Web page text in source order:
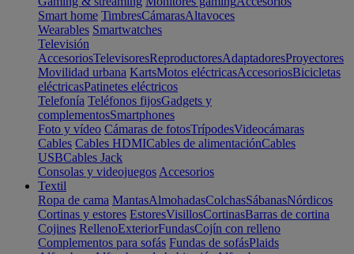
Smart home TimbresCámarasAltavoces
Wearables Smartwatches
Televisión
AccesoriosTelevisoresReproductoresAdaptadoresProyectores
Movilidad urbana KartsMotos eléctricasAccesoriosBicicletas
eléctricasPatinetes eléctricos
Telefonía Teléfonos fijosGadgets y
complementosSmartphones
Foto y vídeo Cámaras de fotosTrípodesVideocámaras
Cables Cables HDMICables de alimentaciónCables
USBCables Jack
Consolas y videojuegos Accesorios
Textil
Ropa de cama MantasAlmohadasColchasSábanasNórdicos
Cortinas y estores EstoresVisillosCortinasBarras de cortina
Cojines RellenoExteriorFundasCojín con relleno
Complementos para sofás Fundas de sofásPlaids